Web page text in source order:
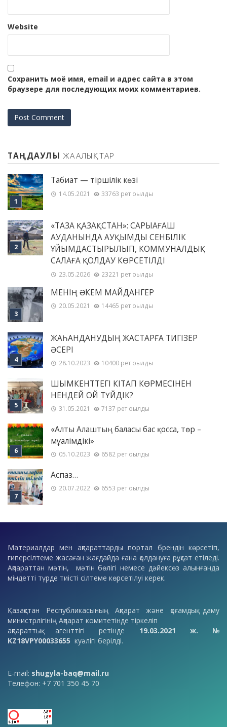
Website
Сохранить моё имя, email и адрес сайта в этом
браузере для последующих моих комментариев.
ТАҢДАУЛЫ ЖАҢАЛЫҚТАР
Табиғат — тіршілік көзі
14.05.2021 33763 рет оқылды
«ТАЗА ҚАЗАҚСТАН»: САРЫАҒАШ
АУДАНЫНДА АУҚЫМДЫ СЕНБІЛІК
ҰЙЫМДАСТЫРЫЛЫП, КОММУНАЛДЫҚ
САЛАҒА ҚОЛДАУ КӨРСЕТІЛДІ
23.05.2026 23221 рет оқылды
МЕНІҢ ƏКЕМ МАЙДАНГЕР
20.05.2021 14465 рет оқылды
ЖАҺАНДАНУДЫҢ ЖАСТАРҒА ТИГІЗЕР
ӘСЕРІ
28.10.2023 10400 рет оқылды
ШЫМКЕНТТЕГІ КІТАП КӨРМЕСІНЕН
НЕНДЕЙ ОЙ ТҮЙДІК?
31.05.2021 7137 рет оқылды
«Алты Алаштың баласы бас қосса, төр –
мұғалімдікі»
05.10.2023 6582 рет оқылды
Аспаз…
20.07.2022 6553 рет оқылды
Материалдар мен ақпараттарды портал брендін көрсетіп,
гиперсілтеме жасаған жағдайда ғана қолдануға рұқсат етіледі.
Ақпараттан мәтін, мәтін бөлігі немесе дәйексөз алынғанда
міндетті түрде тиісті сілтеме көрсетілуі керек.
Қазақстан Республикасының Ақпарат және қоғамдық даму
министрлігінің Ақпарат комитетінде тіркеліп
ақпараттық агенттігі ретінде 19.03.2021 ж. №
KZ18VPY00033655 куәлігі берілді.
E-mail: shugyla-baq@mail.ru
Телефон: +7 701 350 45 70